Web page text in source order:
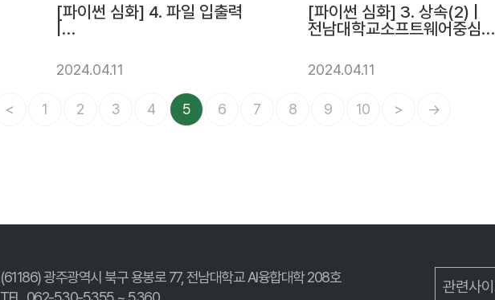
[파이썬 심화] 4. 파일 입출력
학사업단
2024.04.11
[파이썬 심화] 3. 상속(2) |
전남대학교소프트웨어중심대
2024.04.11
< 1 2 3 4 5 6 7 8 9 10 > →
(61186) 광주광역시 북구 용봉로 77, 전남대학교 AI융합대학 208호